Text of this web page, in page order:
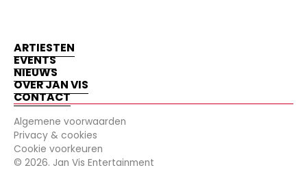
ARTIESTEN
EVENTS
NIEUWS
OVER JAN VIS
CONTACT
Algemene voorwaarden
Privacy & cookies
Cookie voorkeuren
© 2026. Jan Vis Entertainment